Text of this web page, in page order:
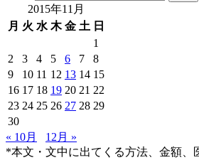
2015年11月
月 火 水 木 金 土 日
1
2
3 4 5 6 7
8
9
10 11 12 13 14 15
16 17 18 19 20 21 22
23 24 25 26 27 28 29
30
« 10月
12月 »
*本文・文中に出てくる方法、金額、